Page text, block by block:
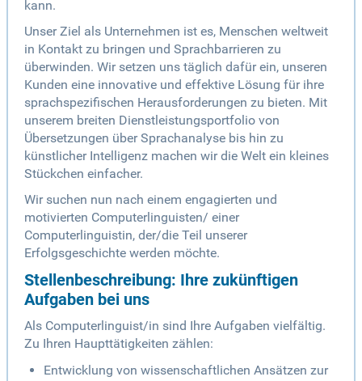
kann.
Unser Ziel als Unternehmen ist es, Menschen weltweit
in Kontakt zu bringen und Sprachbarrieren zu
überwinden. Wir setzen uns täglich dafür ein, unseren
Kunden eine innovative und effektive Lösung für ihre
sprachspezifischen Herausforderungen zu bieten. Mit
unserem breiten Dienstleistungsportfolio von
Übersetzungen über Sprachanalyse bis hin zu
künstlicher Intelligenz machen wir die Welt ein kleines
Stückchen einfacher.
Wir suchen nun nach einem engagierten und
motivierten Computerlinguisten/ einer
Computerlinguistin, der/die Teil unserer
Erfolgsgeschichte werden möchte.
Stellenbeschreibung: Ihre zukünftigen
Aufgaben bei uns
Als Computerlinguist/in sind Ihre Aufgaben vielfältig.
Zu Ihren Haupttätigkeiten zählen:
Entwicklung von wissenschaftlichen Ansätzen zur